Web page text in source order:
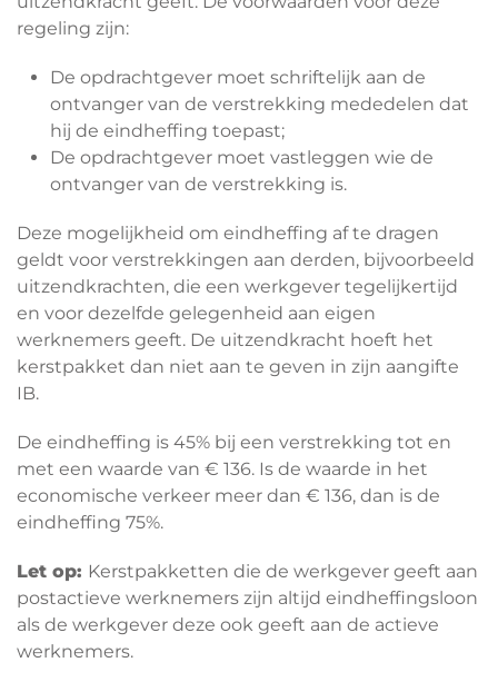
regeling zijn:
De opdrachtgever moet schriftelijk aan de
ontvanger van de verstrekking mededelen dat
hij de eindheffing toepast;
De opdrachtgever moet vastleggen wie de
ontvanger van de verstrekking is.
Deze mogelijkheid om eindheffing af te dragen
geldt voor verstrekkingen aan derden, bijvoorbeeld
uitzendkrachten, die een werkgever tegelijkertijd
en voor dezelfde gelegenheid aan eigen
werknemers geeft. De uitzendkracht hoeft het
kerstpakket dan niet aan te geven in zijn aangifte
IB.
De eindheffing is 45% bij een verstrekking tot en
met een waarde van € 136. Is de waarde in het
economische verkeer meer dan € 136, dan is de
eindheffing 75%.
Let op: Kerstpakketten die de werkgever geeft aan
postactieve werknemers zijn altijd eindheffingsloon
als de werkgever deze ook geeft aan de actieve
werknemers.